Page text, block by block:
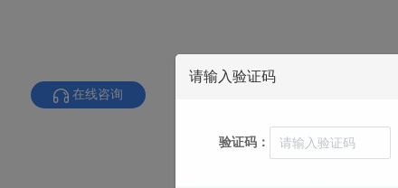
在线咨询
联
请输入验证码
验证码：